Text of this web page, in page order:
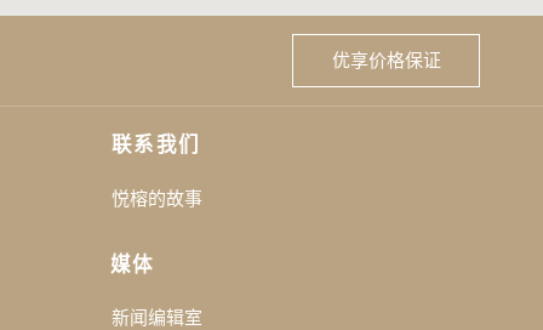
优享价格保证
联系我们
悦榕的故事
媒体
新闻编辑室